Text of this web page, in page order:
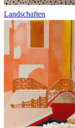
Landschaften